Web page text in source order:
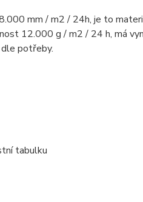
mm / m2 / 24h, je to
12.000 g / m2 / 24 h, má
potřeby.
tabulku